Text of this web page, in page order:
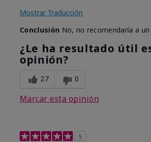
Mostrar Traducción
Conclusión No, no recomendaría a
¿Le ha resultado útil
opinión?
27 0
Marcar esta opinión
5